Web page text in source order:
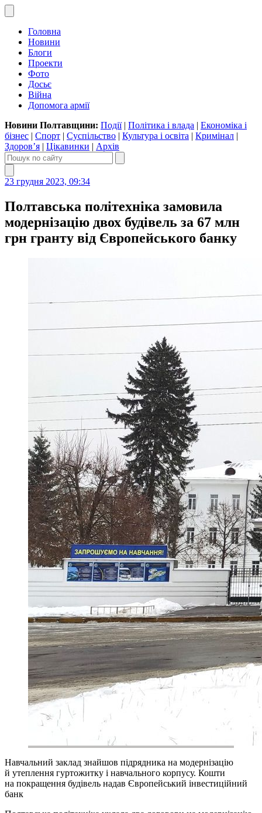
Головна
Новини
Блоги
Проекти
Фото
Досьє
Війна
Допомога армії
Новини Полтавщини: Події| Політика і влада | Економіка і
бізнес | Спорт | Суспільство | Культура і освіта | Кримінал |
Здоров’я | Цікавинки | Архів
23 грудня 2023, 09:34
Полтавська політехніка замовила
модернізацію двох будівель за 67 млн
грн гранту від Європейського банку
Навчальний заклад знайшов підрядника на модернізацію
й утеплення гуртожитку і навчального корпусу. Кошти
на покращення будівель надав Європейський інвестиційний
банк